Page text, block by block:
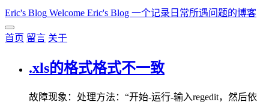
Eric's Blog Welcome Eric's Blog 一个记录日常所遇问题的博客
首页 留言 关于
.xls的格式格式不一致
故障现象：处理方法：“开始-运行-输入regedit，然后依